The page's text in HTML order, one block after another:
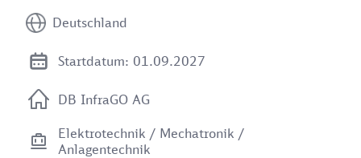
Deutschland
Startdatum: 01.09.2027
DB InfraGO AG
Elektrotechnik / Mechatronik /
Anlagentechnik